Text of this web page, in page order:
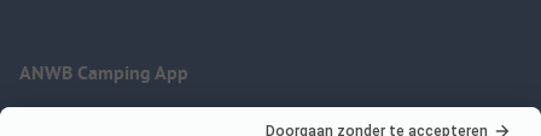
ANWB Camping App